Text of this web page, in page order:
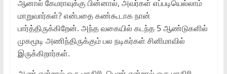
ஆனால் கேமராவுக்கு பின்னால், அவர்கள் எப்படியெல்லாம்
மாறுவார்கள்? என்பதை கண்கூடாக நான்
பார்த்திருக்கிறேன். அந்த வகையில் கடந்த 5 ஆண்டுகளில்
முகமூடி அணிந்திருக்கும் பல நடிகர்கள் சினிமாவில்
இருக்கிறார்கள்.